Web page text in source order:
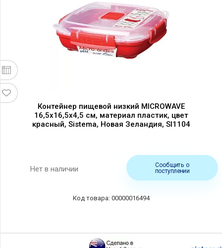
Контейнер пищевой низкий MICROWAVE
16,5х16,5х4,5 см, материал пластик, цвет
красный, Sistema, Новая Зеландия, SI1104
Нет в наличии
Сообщить о
поступлении
00000016494